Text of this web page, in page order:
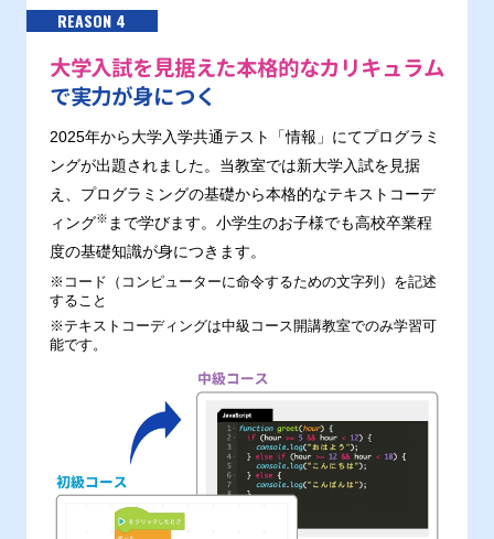
REASON 4
大学入試を見据えた本格的なカリキュラム
で実力が身につく
2025年から大学入学共通テスト「情報」にてプログラミ
ングが出題されました。当教室では新大学入試を見据
え、プログラミングの基礎から本格的なテキストコーデ
ィング※ まで学びます。小学生のお子様でも高校卒業程
度の基礎知識が身につきます。
※コード（コンピューターに命令するための文字列）を記述
すること
※テキストコーディングは中級コース開講教室でのみ学習可
能です。